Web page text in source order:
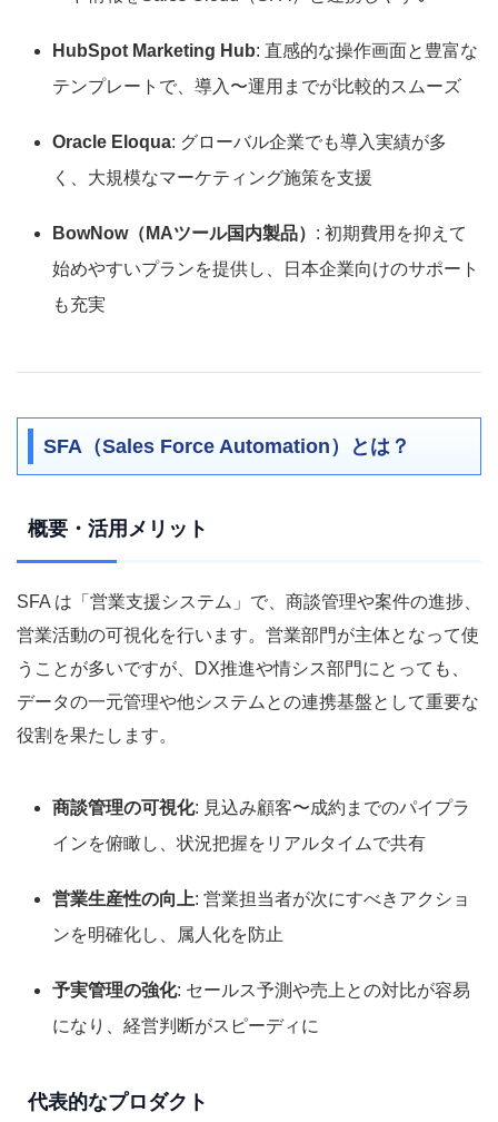
HubSpot Marketing Hub: 直感的な操作画面と豊富な
テンプレートで、導入〜運用までが比較的スムーズ
Oracle Eloqua: グローバル企業でも導入実績が多
く、大規模なマーケティング施策を支援
BowNow（MAツール国内製品） : 初期費用を抑えて
始めやすいプランを提供し、日本企業向けのサポート
も充実
SFA（Sales Force Automation）とは？
概要・活用メリット
SFA は「営業支援システム」で、商談管理や案件の進捗、
営業活動の可視化を行います。営業部門が主体となって使
うことが多いですが、DX推進や情シス部門にとっても、
データの一元管理や他システムとの連携基盤として重要な
役割を果たします。
商談管理の可視化: 見込み顧客〜成約までのパイプラ
インを俯瞰し、状況把握をリアルタイムで共有
営業生産性の向上: 営業担当者が次にすべきアクショ
ンを明確化し、属人化を防止
予実管理の強化: セールス予測や売上との対比が容易
になり、経営判断がスピーディに
代表的なプロダクト